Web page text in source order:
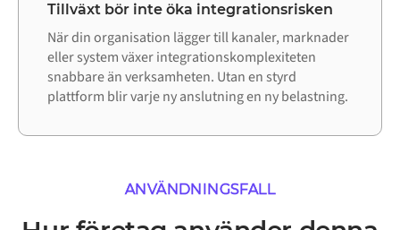
Tillväxt bör inte öka integrationsrisken
När din organisation lägger till kanaler, marknader
eller system växer integrationskomplexiteten
snabbare än verksamheten. Utan en styrd
plattform blir varje ny anslutning en ny belastning.
ANVÄNDNINGSFALL